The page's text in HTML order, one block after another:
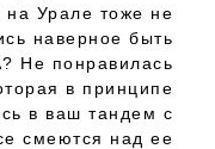
на Урале тоже не
наверное быть
Не понравилась
в принципе
в ваш тандем с
смеются над ее